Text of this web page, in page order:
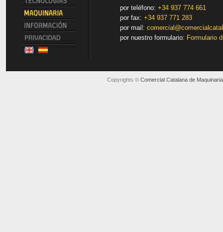
por teléfono: +34 937 774 661
por fax: +34 937 771 283
por mail:
por nuestro formulario: Formulario
Copyrights © Comercial Catalana de